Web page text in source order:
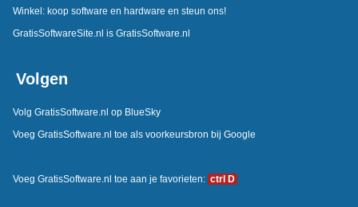
Winkel: koop software en hardware en steun ons!
GratisSoftwareSite.nl is GratisSoftware.nl
Volgen
Volg GratisSoftware.nl op BlueSky
Voeg GratisSoftware.nl toe als voorkeursbron bij Google
Voeg GratisSoftware.nl toe aan je favorieten: ctrl D